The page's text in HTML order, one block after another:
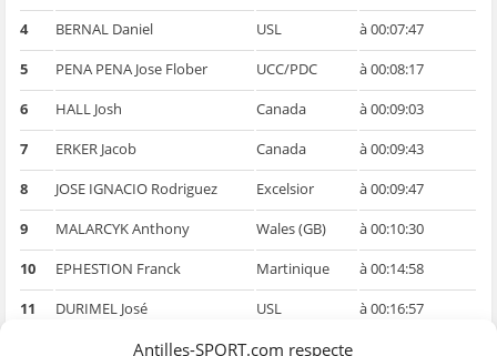
Antilles-SPORT.com respecte
4
BERNAL Daniel USL
à 00:07:47
5
PENA PENA Jose Flober UCC/PDC
à 00:08:17
6
HALL Josh Canada
à 00:09:03
7
ERKER Jacob Canada
à 00:09:43
8
JOSE IGNACIO Rodriguez Excelsior
à 00:09:47
9
MALARCYK Anthony Wales (GB)
à 00:10:30
10
EPHESTION Franck Martinique
à 00:14:58
11
DURIMEL José USL
à 00:16:57
MARECHAUX Régis LOFT- UVN